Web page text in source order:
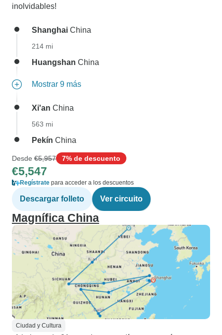
inolvidables!
Shanghai China
214 mi
Huangshan China
Mostrar 9 más
Xi'an China
563 mi
Pekín China
Desde €5,957 7% de descuento
€5,547
Regístrate para acceder a los descuentos
Descargar folleto Ver circuito
Magnífica China
Ciudad y Cultura